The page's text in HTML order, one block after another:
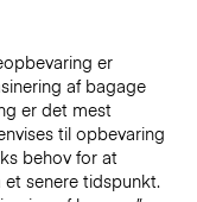
er
af bagage
er det mest
til opbevaring
behov for at
senere tidspunkt.